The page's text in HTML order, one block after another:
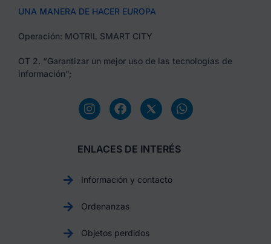
UNA MANERA DE HACER EUROPA
Operación: MOTRIL SMART CITY
OT 2. “Garantizar un mejor uso de las tecnologías de
información”;
ENLACES DE INTERÉS
Información y contacto
Ordenanzas
Objetos perdidos